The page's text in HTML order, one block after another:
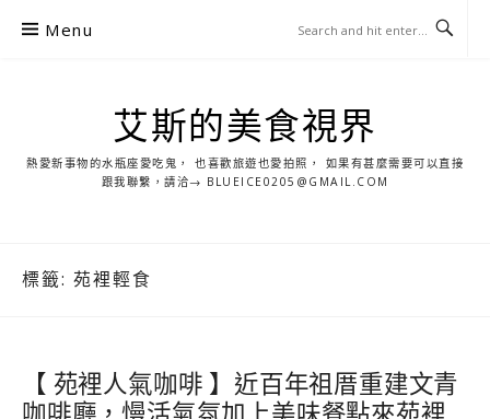
Menu
艾斯的美食視界
熱愛新事物的水瓶座愛吃鬼， 也喜歡旅遊也愛拍照， 如果有甚麼需要可以直接
跟我聯繫，請洽→ BLUEICE0205@GMAIL.COM
標籤: 苑裡輕食
【 苑裡人氣咖啡 】近百年祖厝重建文青
咖啡廳，慢活氣氛加上美味餐點來苑裡